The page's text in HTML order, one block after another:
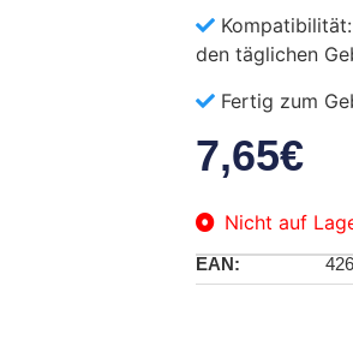
den täglichen
Fertig zum
7,65€
Nicht auf
EAN: